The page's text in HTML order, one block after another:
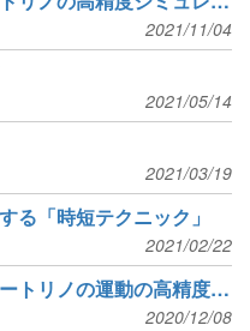
2021/11/04
2021/05/14
2021/03/19
る「時短テクニック」
2021/02/22
宇宙空間におけるニュートリノの運動の高精度シミュレーションに成功
2020/12/08